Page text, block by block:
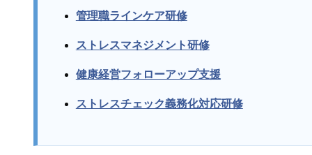
管理職ラインケア研修
ストレスマネジメント研修
健康経営フォローアップ支援
ストレスチェック義務化対応研修